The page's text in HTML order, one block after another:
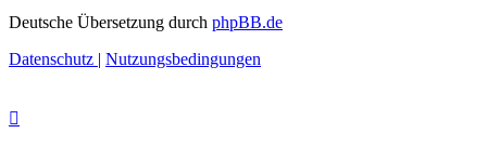
Deutsche Übersetzung durch phpBB.de
Datenschutz | Nutzungsbedingungen